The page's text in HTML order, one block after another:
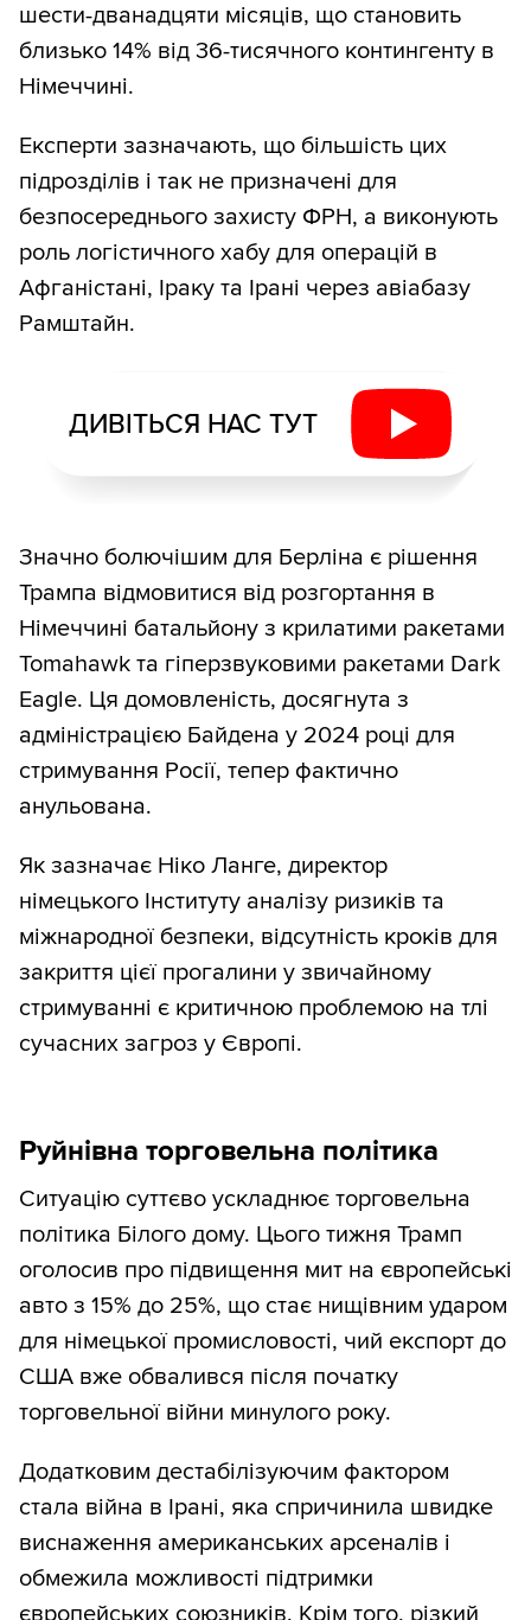
шести-дванадцяти місяців, що становить
близько 14% від 36-тисячного контингенту в
Німеччині.
Експерти зазначають, що більшість цих
підрозділів і так не призначені для
безпосереднього захисту ФРН, а виконують
роль логістичного хабу для операцій в
Афганістані, Іраку та Ірані через авіабазу
Рамштайн.
ДИВІТЬСЯ НАС ТУТ
Значно болючішим для Берліна є рішення
Трампа відмовитися від розгортання в
Німеччині батальйону з крилатими ракетами
Tomahawk та гіперзвуковими ракетами Dark
Eagle. Ця домовленість, досягнута з
адміністрацією Байдена у 2024 році для
стримування Росії, тепер фактично
анульована.
Як зазначає Ніко Ланге, директор
німецького Інституту аналізу ризиків та
міжнародної безпеки, відсутність кроків для
закриття цієї прогалини у звичайному
стримуванні є критичною проблемою на тлі
сучасних загроз у Європі.
Руйнівна торговельна політика
Ситуацію суттєво ускладнює торговельна
політика Білого дому. Цього тижня Трамп
оголосив про підвищення мит на європейські
авто з 15% до 25%, що стає нищівним ударом
для німецької промисловості, чий експорт до
США вже обвалився після початку
торговельної війни минулого року.
Додатковим дестабілізуючим фактором
стала війна в Ірані, яка спричинила швидке
виснаження американських арсеналів і
обмежила можливості підтримки
європейських союзників. Крім того, різкий